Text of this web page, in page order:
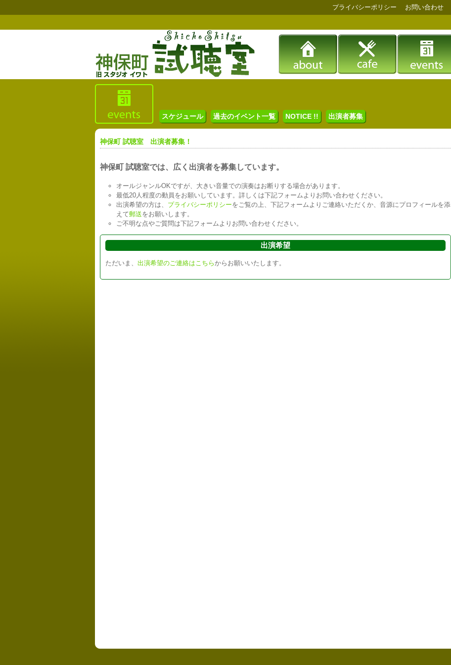
スケジュール 過去のイベント一覧 NOTICE !! 出演者募集
神保町 試聴室 出演者募集！
神保町 試聴室では、広く出演者を募集しています。
オールジャンルOKですが、大きい音量での演奏はお断りする場合があります。
最低20人程度の動員をお願いしています。詳しくは下記フォームよりお問い合わせください。
出演希望の方は、 プライバシーポリシーをご覧の上、下記フォームよりご連絡いただくか、音源にプロフィールを添
えて郵送をお願いします。
ご不明な点やご質問は下記フォームよりお問い合わせください。
出演希望
ただいま、 出演希望のご連絡はこちらからお願いいたします。
プライバシーポリシー お問い合わせ